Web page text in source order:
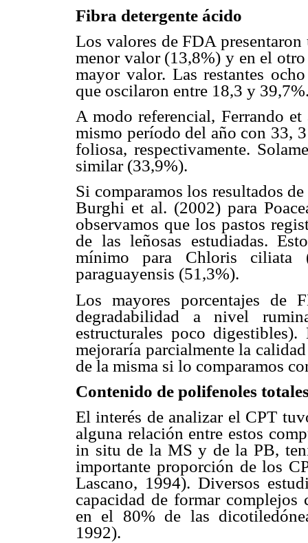
Fibra detergente ácido
Los valores de FDA
menor valor (13,8%) y en el
mayor valor. Las restantes
que oscilaron entre 18,3 y
A modo referencial, Ferrando
mismo período del año con 33,
foliosa, respectivamente.
similar (33,9%).
Si comparamos los resultados
Burghi et al. (2002) para
observamos que los pastos
de las leñosas estudiadas.
mínimo para Chloris ciliata
paraguayensis (51,3%).
Los mayores porcentajes de
degradabilidad a nivel
estructurales poco
mejoraría parcialmente la
de la misma si lo comparamos
Contenido de polifenoles
El interés de analizar el CPT
alguna relación entre estos
in situ de la MS y de la PB,
importante proporción de los
Lascano, 1994). Diversos
capacidad de formar complejos
en el 80% de las
1992).